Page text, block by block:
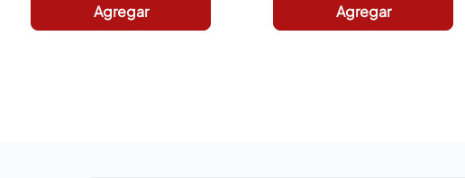
Agregar Agregar